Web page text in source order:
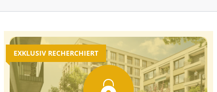
EXKLUSIV RECHERCHIERT